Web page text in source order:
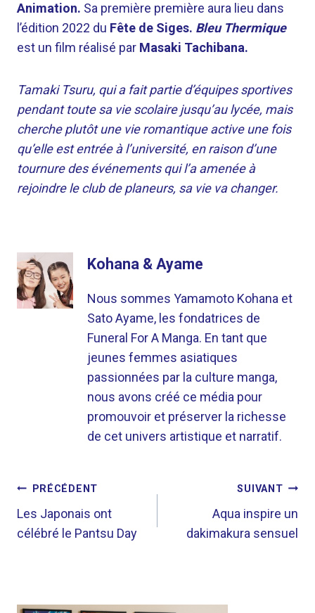
Animation. Sa première première aura lieu dans
l’édition 2022 du Fête de Siges. Bleu Thermique
est un film réalisé par Masaki Tachibana.
Tamaki Tsuru, qui a fait partie d’équipes sportives
pendant toute sa vie scolaire jusqu’au lycée, mais
cherche plutôt une vie romantique active une fois
qu’elle est entrée à l’université, en raison d’une
tournure des événements qui l’a amenée à
rejoindre le club de planeurs, sa vie va changer.
Kohana & Ayame
Nous sommes Yamamoto Kohana et
Sato Ayame, les fondatrices de
Funeral For A Manga. En tant que
jeunes femmes asiatiques
passionnées par la culture manga,
nous avons créé ce média pour
promouvoir et préserver la richesse
de cet univers artistique et narratif.
NAVIGATION
DE
L’ARTICLE
PRÉCÉDENT
Les Japonais ont
célébré le Pantsu Day
SUIVANT
Aqua inspire un
dakimakura sensuel